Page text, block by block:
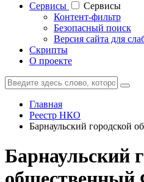
Cервисы
Cервисы
Контент-фильтр
Безопасный поиск
Версия сайта для
Скрипты
О проекте
Главная
Реестр НКО
Барнаульский городской
Барнаульский